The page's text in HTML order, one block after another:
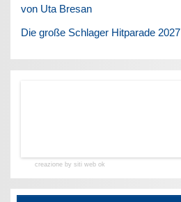
von Uta Bresan
Die große Schlager Hitparade 2027
creazione by siti web ok